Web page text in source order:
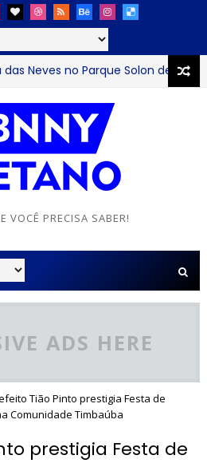
no Parque Solon de Lucena
VOCÊ PRECISA SABER!
ADS HERE
Tião Pinto prestigia Festa de
Comunidade Timbaúba
prestigia Festa de